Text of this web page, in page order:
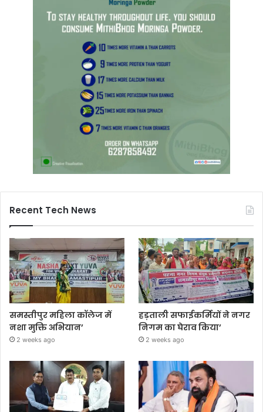
Recent Tech News
समस्तीपुर महिला कॉलेज में
नशा मुक्ति अभियान’
2 weeks ago
हड़ताली सफाईकर्मियों ने नगर
निगम का घेराव किया’
2 weeks ago